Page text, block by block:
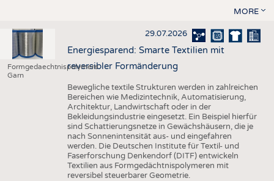
MORE
Formgedaechtnispolymere
Garn
29.07.2026
Energiesparend: Smarte Textilien mit
reversibler Formänderung
Bewegliche textile Strukturen werden in zahlreichen
Bereichen wie Medizintechnik, Automatisierung,
Architektur, Landwirtschaft oder in der
Bekleidungsindustrie eingesetzt. Ein Beispiel hierfür
sind Schattierungsnetze in Gewächshäusern, die je
nach Sonnenintensität aus- und eingefahren
werden. Die Deutschen Institute für Textil- und
Faserforschung Denkendorf (DITF) entwickeln
Textilien aus Formgedächtnispolymeren mit
reversibel steuerbarer Geometrie.